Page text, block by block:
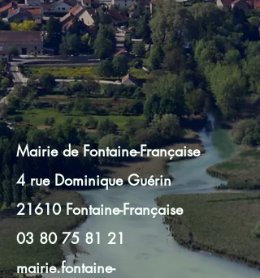
Mairie de Fontaine-Française
4 rue Dominique Guérin
21610 Fontaine-Française
03 80 75 81 21
mairie.fontaine-